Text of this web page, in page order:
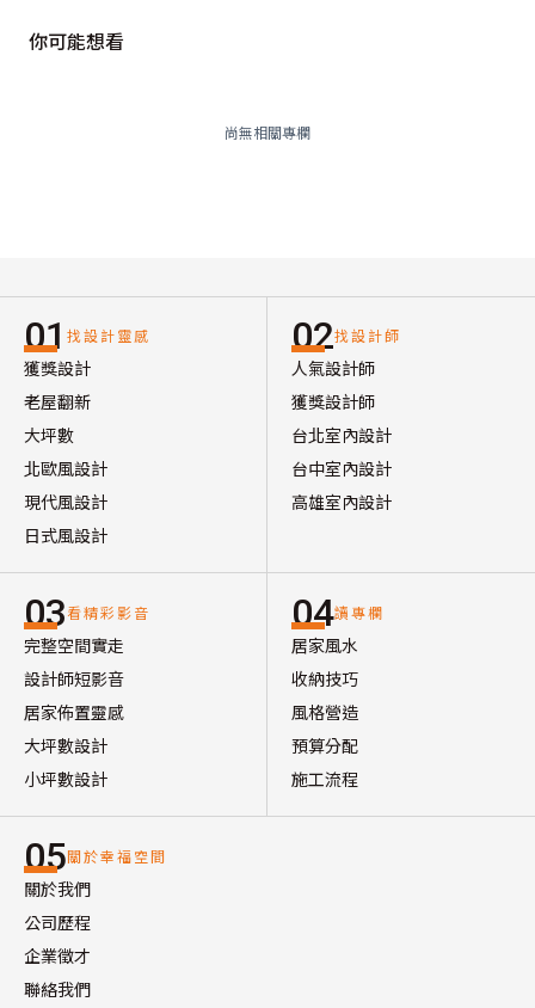
你可能想看
尚無相關專欄
01 找設計靈感
獲獎設計
老屋翻新
大坪數
北歐風設計
現代風設計
日式風設計
02找設計師
人氣設計師
獲獎設計師
台北室內設計
台中室內設計
高雄室內設計
03看精彩影音
完整空間實走
設計師短影音
居家佈置靈感
大坪數設計
小坪數設計
04讀專欄
居家風水
收納技巧
風格營造
預算分配
施工流程
05關於幸福空間
關於我們
公司歷程
企業徵才
聯絡我們